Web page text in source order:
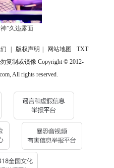
”久违露面
版权声明 网站地图
TXT
复制或镜像 Copyright © 2012-
All rights reserved.